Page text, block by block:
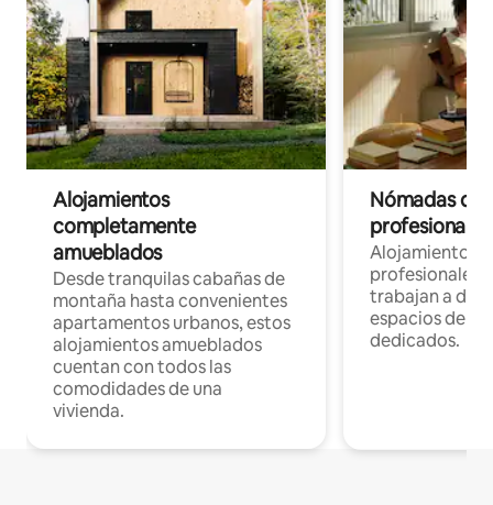
Alojamientos
completamente
amueblados
Desde tranquilas cabañas de
montaña hasta convenientes
apartamentos urbanos, estos
alojamientos amueblados
cuentan con todos las
comodidades de una
vivienda.
Nómadas
Alojamientos
profesionales
trabajan a
espacios de
dedicados.